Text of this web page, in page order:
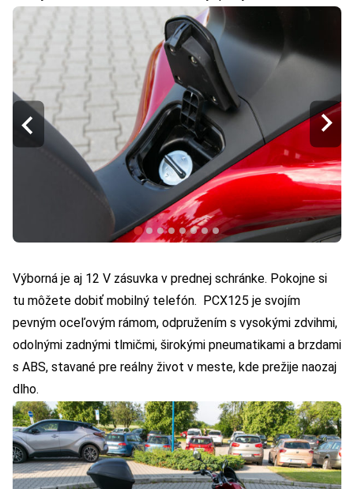
Výborná je aj 12 V zásuvka v prednej schránke. Pokojne si
tu môžete dobiť mobilný telefón. PCX125 je svojím
pevným oceľovým rámom, odpružením s vysokými zdvihmi,
odolnými zadnými tlmičmi, širokými pneumatikami a brzdami
s ABS, stavané pre reálny život v meste, kde prežije naozaj
dlho.